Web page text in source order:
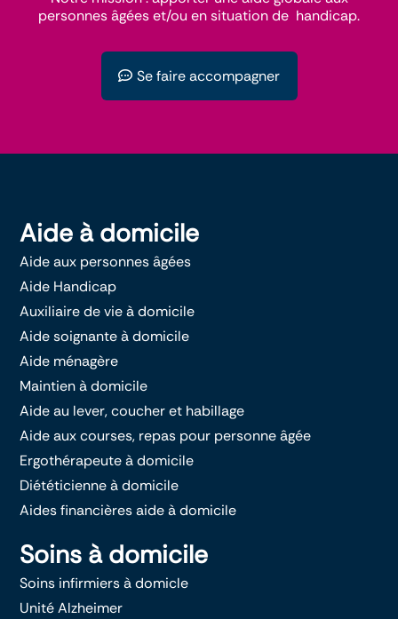
personnes âgées et/ou en situation de handicap.
Se faire accompagner
Aide à domicile
Aide aux personnes âgées
Aide Handicap
Auxiliaire de vie à domicile
Aide soignante à domicile
Aide ménagère
Maintien à domicile
Aide au lever, coucher et habillage
Aide aux courses, repas pour personne âgée
Ergothérapeute à domicile
Diététicienne à domicile
Aides financières aide à domicile
Soins à domicile
Soins infirmiers à domicle
Unité Alzheimer